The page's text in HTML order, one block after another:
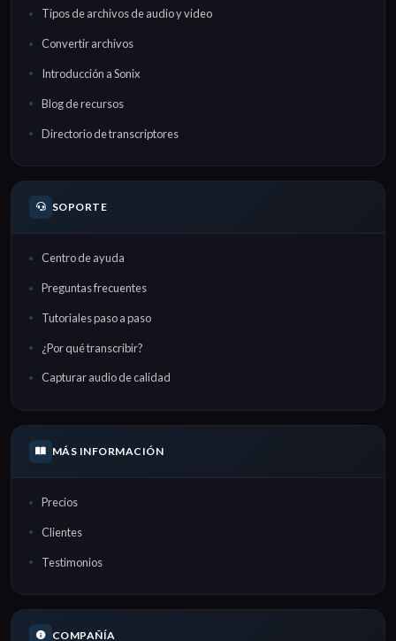
Tipos de archivos de audio y video
Convertir archivos
Introducción a Sonix
Blog de recursos
Directorio de transcriptores
SOPORTE
Centro de ayuda
Preguntas frecuentes
Tutoriales paso a paso
¿Por qué transcribir?
Capturar audio de calidad
MÁS INFORMACIÓN
Precios
Clientes
Testimonios
COMPAÑÍA